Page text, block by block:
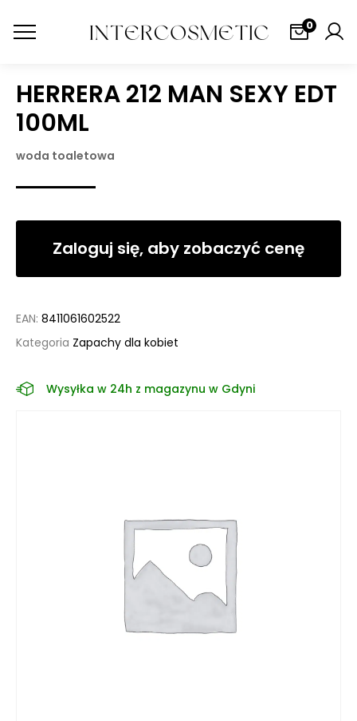
0
HERRERA 212 MAN SEXY EDT
100ML
woda toaletowa
Zaloguj się, aby zobaczyć cenę
EAN: 8411061602522
Kategoria Zapachy dla kobiet
Wysyłka w 24h z magazynu w Gdyni